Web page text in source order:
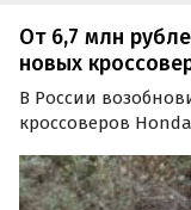
От 6,7 млн
новых
В России
кроссоверов
цены на такие
классифайдов от 6